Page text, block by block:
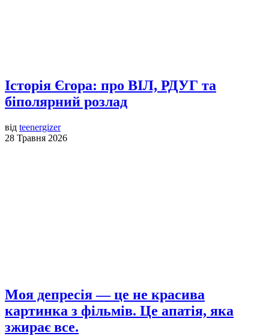
Історія Єгора: про ВІЛ, РДУГ та
біполярний розлад
від teenergizer
28 Травня 2026
Моя депресія — це не красива
картинка з фільмів. Це апатія, яка
зжирає все.